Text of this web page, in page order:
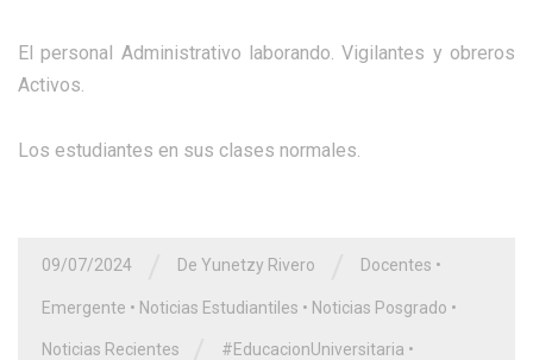
El personal Administrativo laborando. Vigilantes y obreros
Activos.
Los estudiantes en sus clases normales.
09/07/2024 De Yunetzy Rivero Docentes •
Emergente • Noticias Estudiantiles • Noticias Posgrado •
Noticias Recientes #EducacionUniversitaria •